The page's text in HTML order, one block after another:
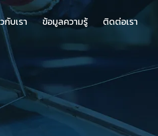
กับเรา ข้อมูลความรู้ ติดต่อเรา